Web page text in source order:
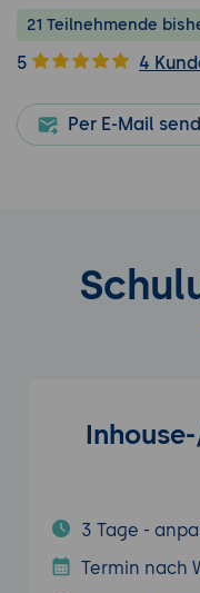
21 Teilnehmende
5 4
Per E-Mail
3 Tage -
Termin nach